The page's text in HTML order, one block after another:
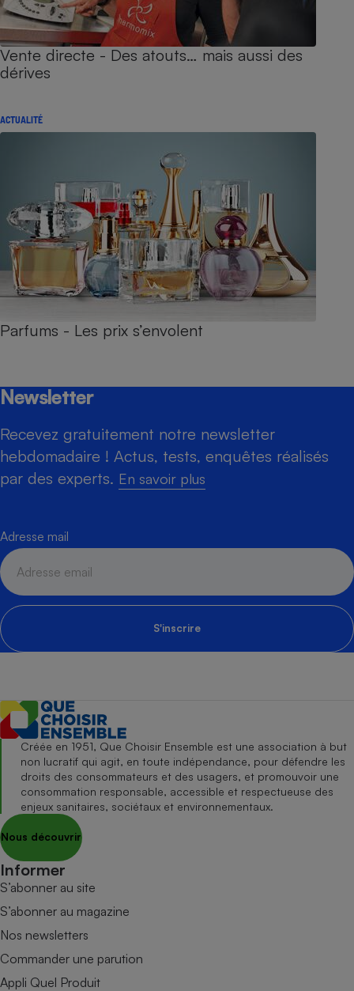
Vente directe - Des atouts… mais aussi des
dérives
ACTUALITÉ
Parfums - Les prix s’envolent
Newsletter
Recevez gratuitement notre newsletter
hebdomadaire ! Actus, tests, enquêtes réalisés
par des experts. En savoir plus
Adresse mail
S'inscrire
Créée en 1951, Que Choisir Ensemble est une association à but
non lucratif qui agit, en toute indépendance, pour défendre les
droits des consommateurs et des usagers, et promouvoir une
consommation responsable, accessible et respectueuse des
enjeux sanitaires, sociétaux et environnementaux.
Nous découvrir
Informer
S’abonner au site
S’abonner au magazine
Nos newsletters
Commander une parution
Appli Quel Produit